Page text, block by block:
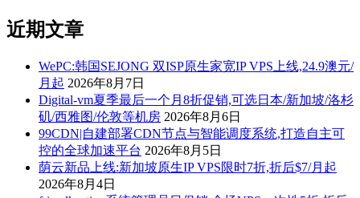
近期文章
WePC:韩国SEJONG 双ISP原生家宽IP VPS上线,24.9澳元/
月起 2026年8月7日
Digital-vm夏季最后一个月8折促销,可选日本/新加坡/洛杉
矶/西雅图/伦敦等机房 2026年8月6日
99CDN|自建部署CDN节点与智能调度系统,打造自主可
控的全球加速平台 2026年8月5日
荫云新品上线:新加坡原生IP VPS限时7折,折后$7/月起
2026年8月4日